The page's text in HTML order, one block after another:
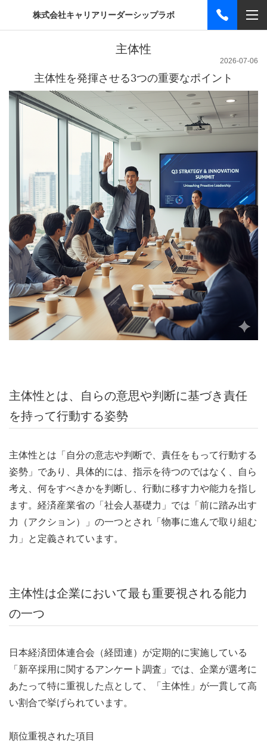
株式会社キャリアリーダーシップラボ
主体性
2026-07-06
主体性を発揮させる3つの重要なポイント
主体性とは、自らの意思や判断に基づき責任
を持って行動する姿勢
主体性とは「自分の意志や判断で、責任をもって行動する
姿勢」であり、具体的には、指示を待つのではなく、自ら
考え、何をすべきかを判断し、行動に移す力や能力を指し
ます。経済産業省の「社会人基礎力」では「前に踏み出す
力（アクション）」の一つとされ「物事に進んで取り組む
力」と定義されています。
主体性は企業において最も重要視される能力
の一つ
日本経済団体連合会（経団連）が定期的に実施している
「新卒採用に関するアンケート調査」では、企業が選考に
あたって特に重視した点として、「主体性」が一貫して高
い割合で挙げられています。
順位重視された項目